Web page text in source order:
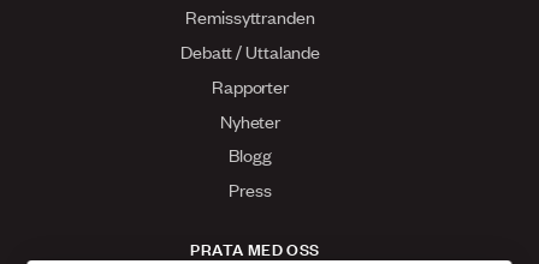
Remissyttranden
Debatt / Uttalande
Rapporter
Nyheter
Blogg
Press
PRATA MED OSS